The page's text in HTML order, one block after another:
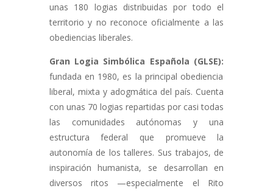
unas 180 logias distribuidas por todo el
territorio y no reconoce oficialmente a las
obediencias liberales.
Gran Logia Simbólica Española (GLSE):
fundada en 1980, es la principal obediencia
liberal, mixta y adogmática del país. Cuenta
con unas 70 logias repartidas por casi todas
las comunidades autónomas y una
estructura federal que promueve la
autonomía de los talleres. Sus trabajos, de
inspiración humanista, se desarrollan en
diversos ritos —especialmente el Rito